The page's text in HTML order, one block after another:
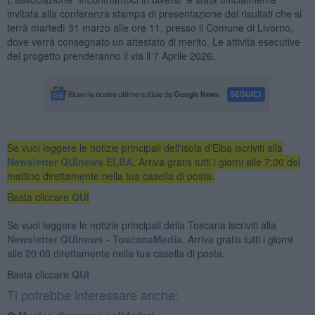
invitata alla conferenza stampa di presentazione dei risultati che si
terrà martedì 31 marzo alle ore 11, presso il Comune di Livorno,
dove verrà consegnato un attestato di merito. Le attività esecutive
del progetto prenderanno il via il 7 Aprile 2026.
Se vuoi leggere le notizie principali dell'isola d'Elba iscriviti alla
Newsletter QUInews ELBA. Arriva gratis tutti i giorni alle 7:00 del
mattino direttamente nella tua casella di posta.
Basta cliccare QUI
Se vuoi leggere le notizie principali della Toscana iscriviti alla
Newsletter QUInews - ToscanaMedia. Arriva gratis tutti i giorni
alle 20:00 direttamente nella tua casella di posta.
Basta cliccare QUI
Ti potrebbe interessare anche: